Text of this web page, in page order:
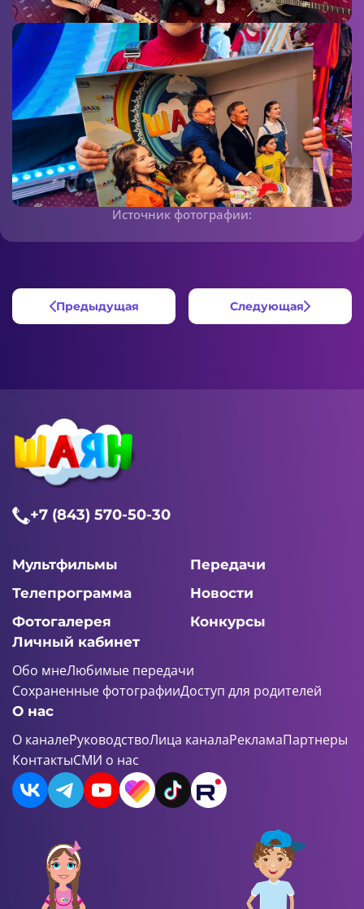
Источник фотографии:
Предыдущая Следующая
+7 (843) 570-50-30
Мультфильмы
Передачи
Телепрограмма
Новости
Фотогалерея
Конкурсы
Личный кабинет
Обо мнеЛюбимые передачи
Сохраненные фотографииДоступ для родителей
О нас
О каналеРуководствоЛица каналаРекламаПартнеры
КонтактыСМИ о нас